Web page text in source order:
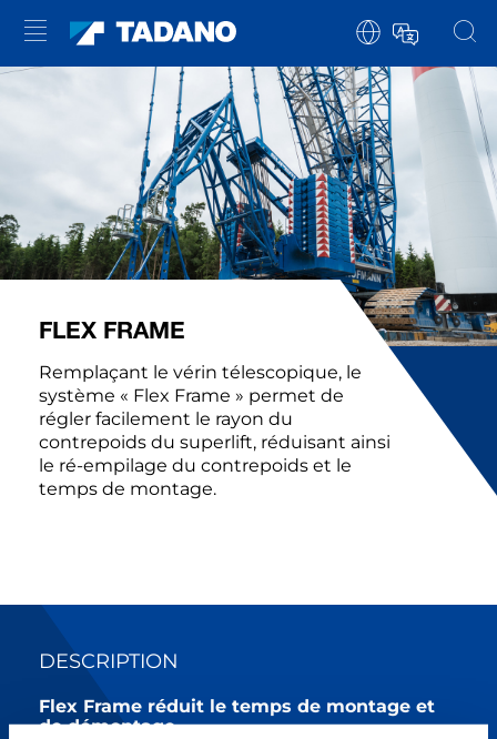
FLEX FRAME
Remplaçant le vérin télescopique, le
système « Flex Frame » permet de
régler facilement le rayon du
contrepoids du superlift, réduisant ainsi
le ré-empilage du contrepoids et le
temps de montage.
DESCRIPTION
Flex Frame réduit le temps de montage et
de démontage